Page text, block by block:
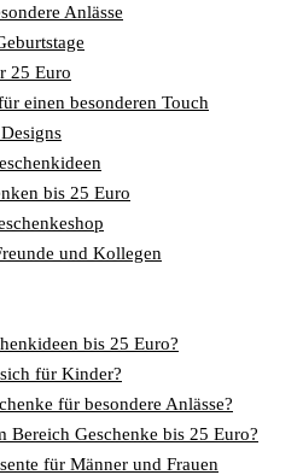
Anlässe
25 Euro
einen besonderen Touch
bis 25 Euro
und Kollegen
bis 25 Euro?
für Kinder?
für besondere Anlässe?
Bereich Geschenke bis 25 Euro?
für Männer und Frauen